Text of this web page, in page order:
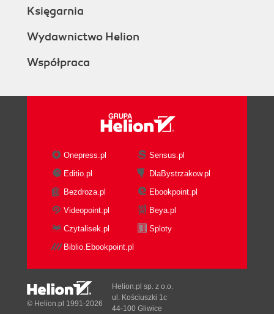
Księgarnia
Wydawnictwo Helion
Współpraca
Onepress.pl
Sensus.pl
Editio.pl
DlaBystrzakow.pl
Bezdroza.pl
Ebookpoint.pl
Videopoint.pl
Beya.pl
Czytalisek.pl
Sploty
Biblio.Ebookpoint.pl
© Helion.pl 1991-2026
Helion.pl sp. z o.o.
ul. Kościuszki 1c
44-100 Gliwice